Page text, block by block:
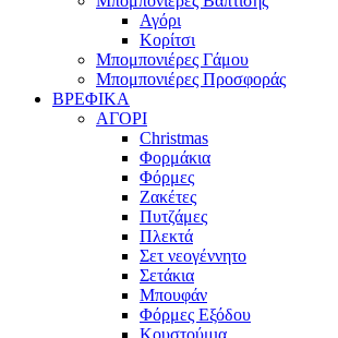
Αγόρι
Κορίτσι
Μπομπονιέρες Γάμου
Μπομπονιέρες Προσφοράς
ΒΡΕΦΙΚΑ
ΑΓΟΡΙ
Christmas
Φορμάκια
Φόρμες
Ζακέτες
Πυτζάμες
Πλεκτά
Σετ νεογέννητο
Σετάκια
Μπουφάν
Φόρμες Εξόδου
Κουστούμια